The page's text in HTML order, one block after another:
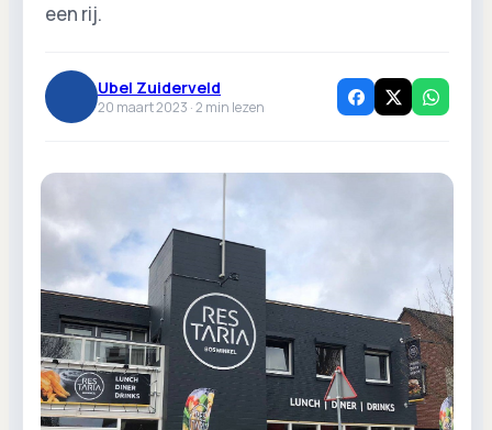
een rij.
Ubel Zuiderveld
20 maart 2023 ·2 min lezen